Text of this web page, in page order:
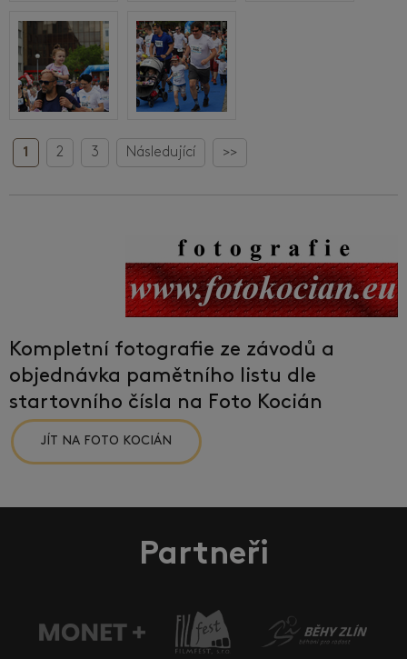
1 2 3 Následující >>
Kompletní fotografie ze závodů a
objednávka pamětního listu dle
startovního čísla na Foto Kocián
JÍT NA FOTO KOCIÁN
Partneři